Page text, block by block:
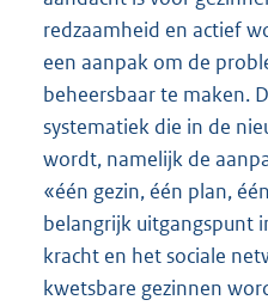
redzaamheid en actief
een aanpak om de
beheersbaar te maken.
systematiek die in de
wordt, namelijk de
«één gezin, één plan,
belangrijk uitgangspunt
kracht en het sociale
kwetsbare gezinnen